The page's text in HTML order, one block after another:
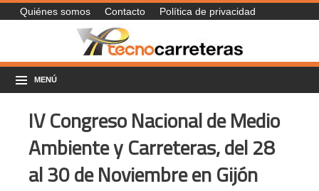
Quiénes somos Contacto Política de privacidad
MENÚ
IV Congreso Nacional de Medio
Ambiente y Carreteras, del 28
al 30 de Noviembre en Gijón